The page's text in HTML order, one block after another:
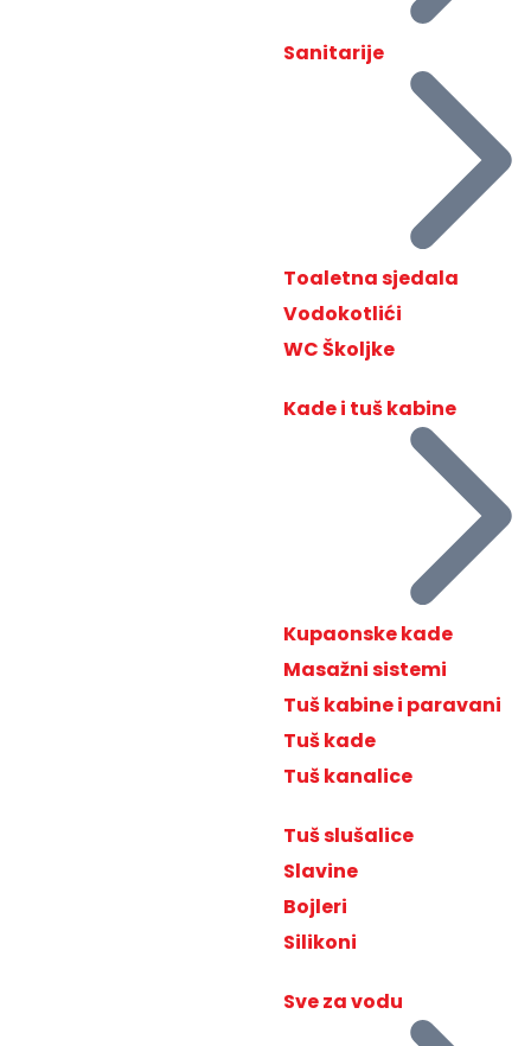
Sanitarije
Toaletna sjedala
Vodokotlići
WC Školjke
Kade i tuš kabine
Kupaonske kade
Masažni sistemi
Tuš kabine i paravani
Tuš kade
Tuš kanalice
Tuš slušalice
Slavine
Bojleri
Silikoni
Sve za vodu